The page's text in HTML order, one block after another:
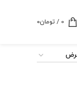
0
/ تومان۰